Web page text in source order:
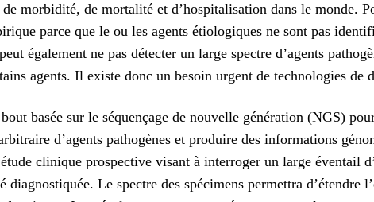
morbidité, de mortalité et d’hospitalisation dans le monde.
parce que le ou les agents étiologiques ne sont pas
également ne pas détecter un large spectre d’agents
agents. Il existe donc un besoin urgent de technologies de
basée sur le séquençage de nouvelle génération (NGS)
d’agents pathogènes et produire des informations
clinique prospective visant à interroger un large éventail
Le spectre des spécimens permettra